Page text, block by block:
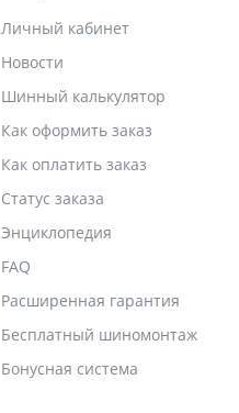
Личный кабинет
Новости
Шинный калькулятор
Как оформить заказ
Как оплатить заказ
Статус заказа
Энциклопедия
FAQ
Расширенная гарантия
Бесплатный шиномонтаж
Бонусная система